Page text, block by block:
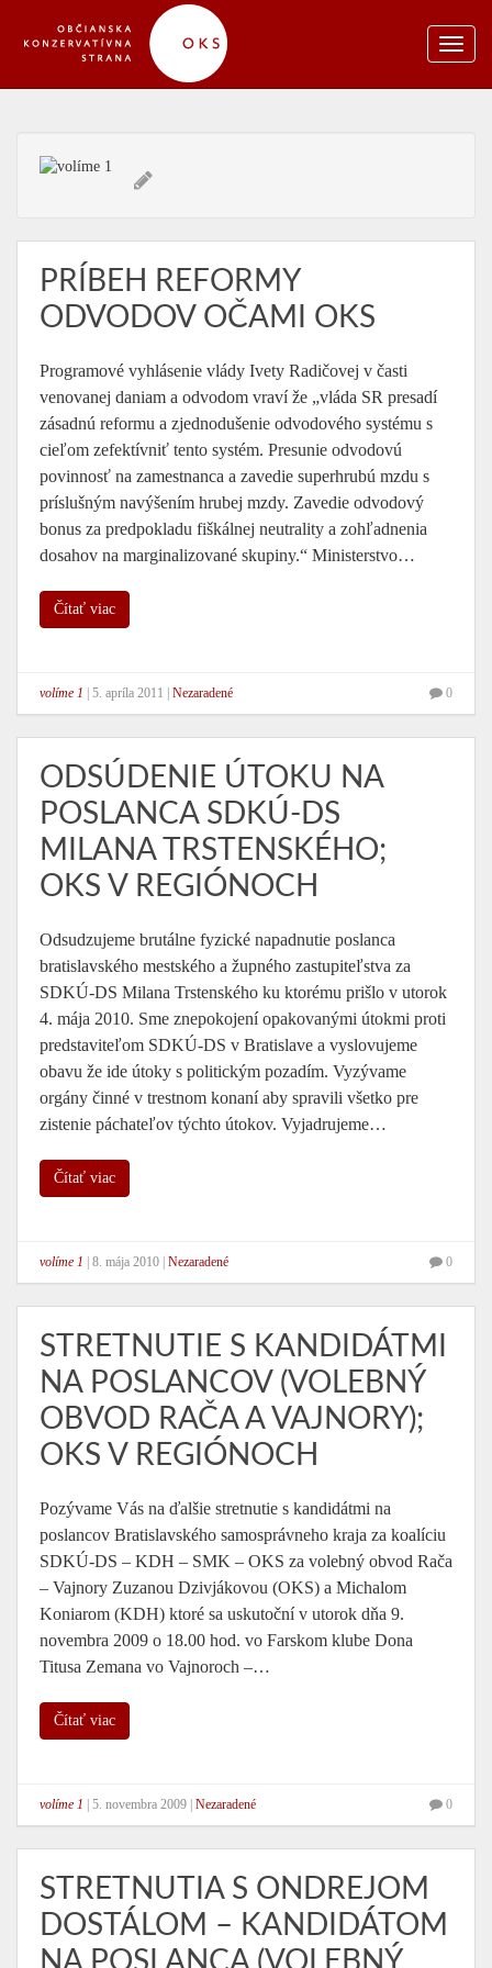
PRÍBEH REFORMY
ODVODOV OČAMI OKS
Programové vyhlásenie vlády Ivety Radičovej v časti
venovanej daniam a odvodom vraví že „vláda SR presadí
zásadnú reformu a zjednodušenie odvodového systému s
cieľom zefektívniť tento systém. Presunie odvodovú
povinnosť na zamestnanca a zavedie superhrubú mzdu s
príslušným navýšením hrubej mzdy. Zavedie odvodový
bonus za predpokladu fiškálnej neutrality a zohľadnenia
dosahov na marginalizované skupiny.“ Ministerstvo…
Čítať viac
volíme 1 5. apríla 2011 Nezaradené 0
ODSÚDENIE ÚTOKU NA
POSLANCA SDKÚ-DS
MILANA TRSTENSKÉHO;
OKS V REGIÓNOCH
Odsudzujeme brutálne fyzické napadnutie poslanca
bratislavského mestského a župného zastupiteľstva za
SDKÚ-DS Milana Trstenského ku ktorému prišlo v utorok
4. mája 2010. Sme znepokojení opakovanými útokmi proti
predstaviteľom SDKÚ-DS v Bratislave a vyslovujeme
obavu že ide útoky s politickým pozadím. Vyzývame
orgány činné v trestnom konaní aby spravili všetko pre
zistenie páchateľov týchto útokov. Vyjadrujeme…
Čítať viac
volíme 1 8. mája 2010 Nezaradené 0
STRETNUTIE S KANDIDÁTMI
NA POSLANCOV (VOLEBNÝ
OBVOD RAČA A VAJNORY);
OKS V REGIÓNOCH
Pozývame Vás na ďalšie stretnutie s kandidátmi na
poslancov Bratislavského samosprávneho kraja za koalíciu
SDKÚ-DS – KDH – SMK – OKS za volebný obvod Rača
– Vajnory Zuzanou Dzivjákovou (OKS) a Michalom
Koniarom (KDH) ktoré sa uskutoční v utorok dňa 9.
novembra 2009 o 18.00 hod. vo Farskom klube Dona
Titusa Zemana vo Vajnoroch –…
Čítať viac
volíme 1 5. novembra 2009 Nezaradené 0
STRETNUTIA S ONDREJOM
DOSTÁLOM – KANDIDÁTOM
NA POSLANCA (VOLEBNÝ